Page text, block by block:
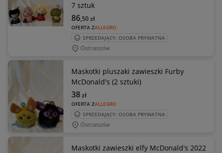
7 sztuk
OFERTA ZALLEGRO
86,50zł
SPRZEDAJĄCY: OSOBA PRYWATNA
Ostrzeszów
Maskotki pluszaki zawieszki Furby
McDonald's (2 sztuki)
OFERTA ZALLEGRO
38zł
SPRZEDAJĄCY: OSOBA PRYWATNA
Ostrzeszów
Maskotki zawieszki elfy McDonald's 2022